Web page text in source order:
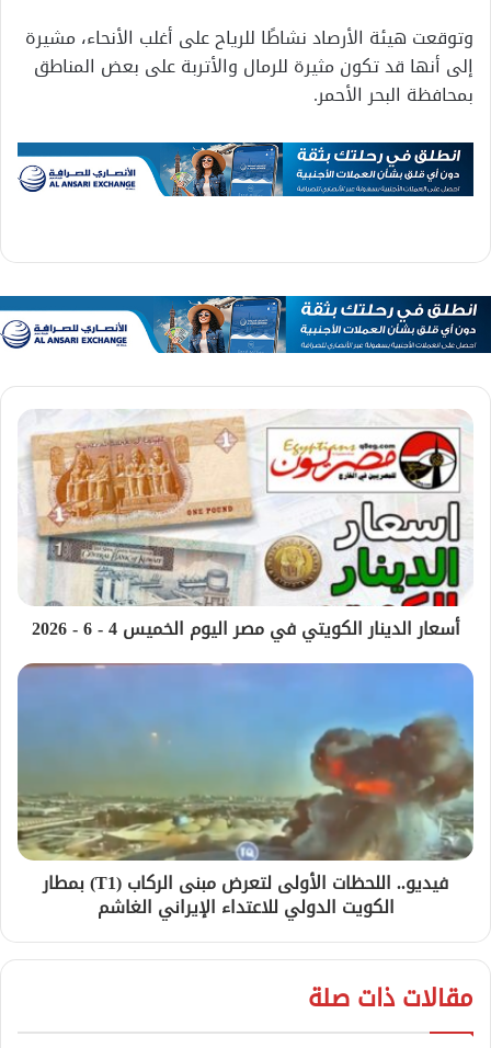
وتوقعت هيئة الأرصاد نشاطًا للرياح على أغلب الأنحاء، مشيرة
إلى أنها قد تكون مثيرة للرمال والأتربة على بعض المناطق
بمحافظة البحر الأحمر.
أسعار الدينار الكويتي في مصر اليوم الخميس 4 - 6 - 2026
فيديو.. اللحظات الأولى لتعرض مبنى الركاب (T1) بمطار
الكويت الدولي للاعتداء الإيراني الغاشم
مقالات ذات صلة